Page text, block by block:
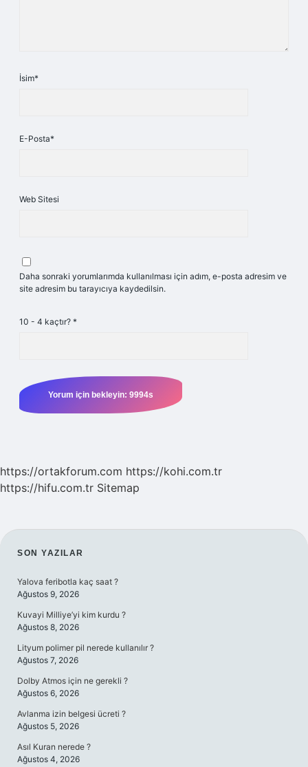
İsim*
E-Posta*
Web Sitesi
Daha sonraki yorumlarımda kullanılması için adım, e-posta adresim ve
site adresim bu tarayıcıya kaydedilsin.
10 - 4 kaçtır? *
https://ortakforum.com https://kohi.com.tr
https://hifu.com.tr Sitemap
SIDEBAR
SON YAZILAR
Yalova feribotla kaç saat ?
Ağustos 9, 2026
Kuvayi Milliye’yi kim kurdu ?
Ağustos 8, 2026
Lityum polimer pil nerede kullanılır ?
Ağustos 7, 2026
Dolby Atmos için ne gerekli ?
Ağustos 6, 2026
Avlanma izin belgesi ücreti ?
Ağustos 5, 2026
Asıl Kuran nerede ?
Ağustos 4, 2026